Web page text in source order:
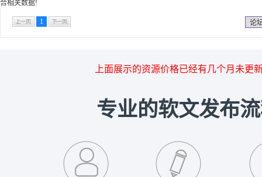
合相关数据!
1 论
上面展示的资源价格已经有几个月未更
专业的软文发布